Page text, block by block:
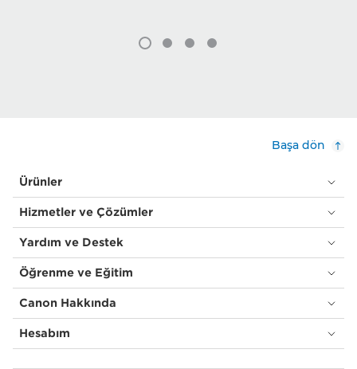
Başa dön
Ürünler
Hizmetler ve Çözümler
Yardım ve Destek
Öğrenme ve Eğitim
Canon Hakkında
Hesabım